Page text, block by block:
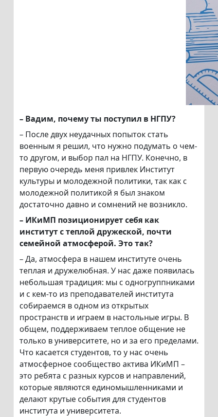
– Вадим, почему ты поступил в НГПУ?
– После двух неудачных попыток стать
военным я решил, что нужно подумать о чем-
то другом, и выбор пал на НГПУ. Конечно, в
первую очередь меня привлек Институт
культуры и молодежной политики, так как с
молодежной политикой я был знаком
достаточно давно и сомнений не возникло.
– ИКиМП позиционирует себя как
институт с теплой дружеской, почти
семейной атмосферой. Это так?
– Да, атмосфера в нашем институте очень
теплая и дружелюбная. У нас даже появилась
небольшая традиция: мы с одногруппниками
и с кем-то из преподавателей института
собираемся в одном из открытых
пространств и играем в настольные игры. В
общем, поддерживаем теплое общение не
только в университете, но и за его пределами.
Что касается студентов, то у нас очень
атмосферное сообщество актива ИКиМП –
это ребята с разных курсов и направлений,
которые являются единомышленниками и
делают крутые события для студентов
института и университета.